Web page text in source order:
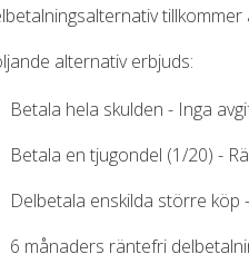
alternativ erbjuds:
Betala hela skulden - Inga
Betala en tjugondel (1/20) -
Delbetala enskilda större köp
6 månaders räntefri